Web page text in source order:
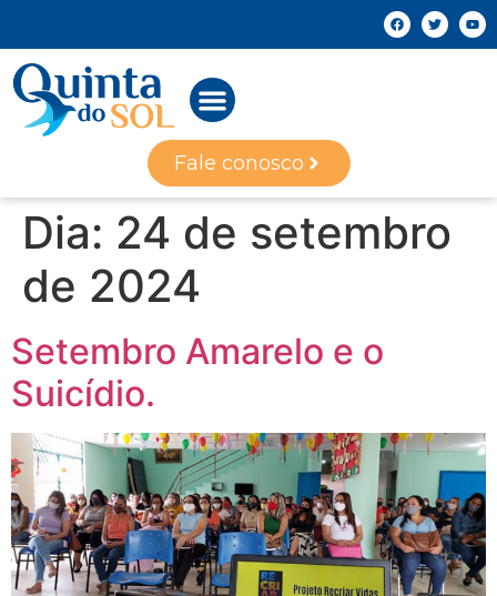
Fale conosco
Dia: 24 de setembro
de 2024
Setembro Amarelo e o
Suicídio.